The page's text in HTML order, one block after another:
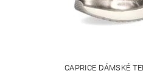
CAPRICE DÁMSKÉ